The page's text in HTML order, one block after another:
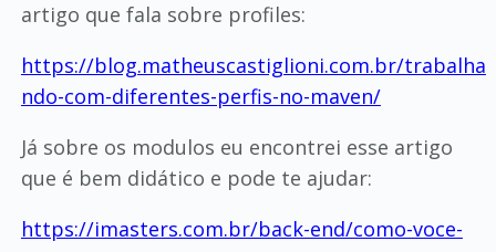
artigo que fala sobre profiles:
https://blog.matheuscastiglioni.com.br/trabalha
ndo-com-diferentes-perfis-no-maven/
Já sobre os modulos eu encontrei esse artigo
que é bem didático e pode te ajudar:
https://imasters.com.br/back-end/como-voce-